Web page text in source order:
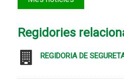
Regidories
REGIDORIA DE